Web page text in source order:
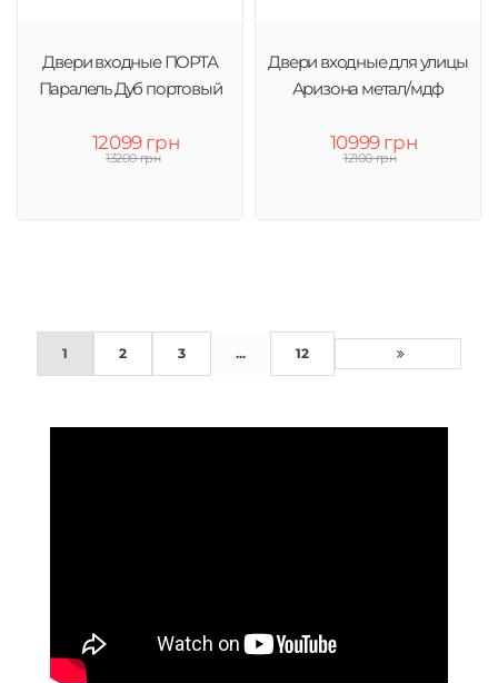
Двери входные ПОРТА
Паралель Дуб портовый
12099 грн
13200 грн
Двери входные для улицы
Аризона метал/мдф
10999 грн
12100 грн
1 2 3 ... 12